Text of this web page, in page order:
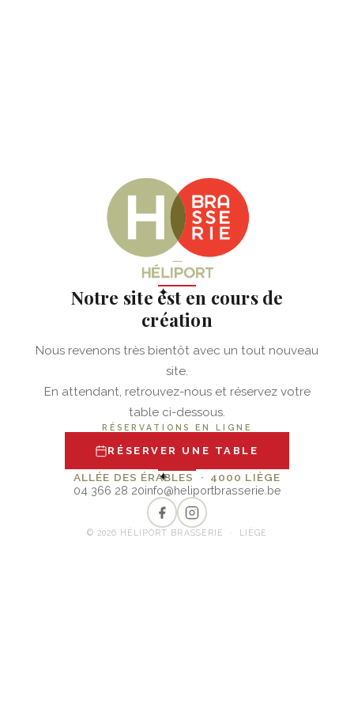
✦
Notre site est en cours de
création
Nous revenons très bientôt avec un tout nouveau
site.
En attendant, retrouvez-nous et réservez votre
table ci-dessous.
RÉSERVATIONS EN LIGNE
RÉSERVER UNE TABLE
✦
ALLÉE DES ÉRABLES · 4000 LIÈGE
04 366 28 20info@heliportbrasserie.be
© 2026 HÉLIPORT BRASSERIE · LIÈGE